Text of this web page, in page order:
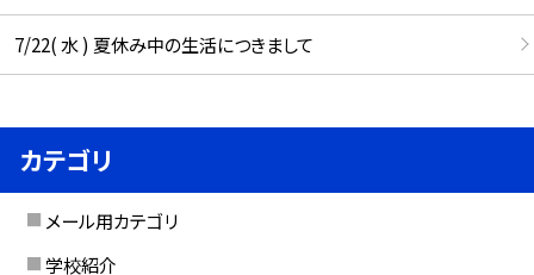
7/22( 水 ) 夏休み中の生活につきまして
カテゴリ
メール用カテゴリ
学校紹介